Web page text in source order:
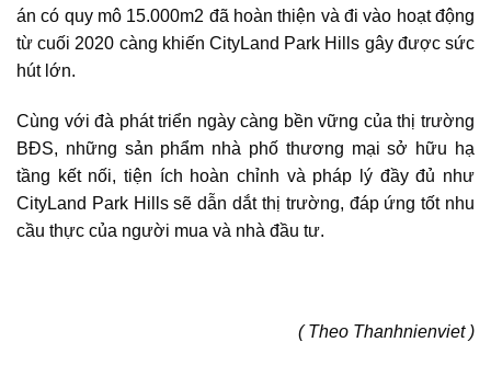
án có quy mô 15.000m2 đã hoàn thiện và đi vào hoạt động
từ cuối 2020 càng khiến CityLand Park Hills gây được sức
hút lớn.
Cùng với đà phát triển ngày càng bền vững củathị trường
BĐS, những sản phẩm nhà phố thương mại sở hữu hạ
tầng kết nối, tiện ích hoàn chỉnh và pháp lý đầy đủ như
CityLand Park Hills sẽ dẫn dắt thị trường, đáp ứng tốt nhu
cầu thực của người mua và nhà đầu tư.
( Theo Thanhnienviet )